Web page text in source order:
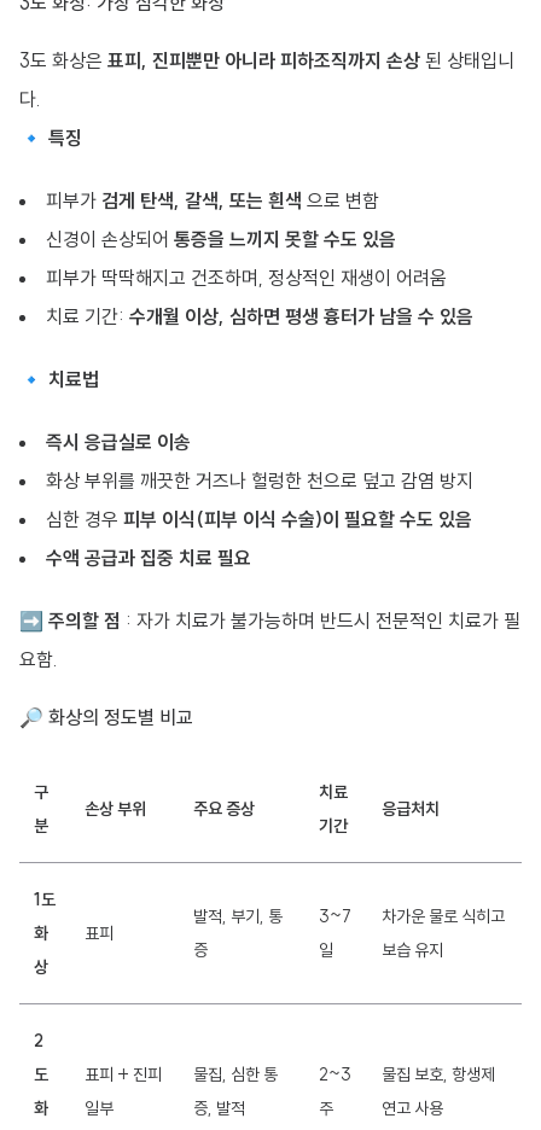
3도 화상은 표피, 진피뿐만 아니라 피하조직까지 손상 된 상태입니
다.
🔹 특징
피부가 검게 탄색, 갈색, 또는 흰색 으로 변함
신경이 손상되어 통증을 느끼지 못할 수도 있음
피부가 딱딱해지고 건조하며, 정상적인 재생이 어려움
치료 기간: 수개월 이상, 심하면 평생 흉터가 남을 수 있음
🔹 치료법
즉시 응급실로 이송
화상 부위를 깨끗한 거즈나 헐렁한 천으로 덮고 감염 방지
심한 경우 피부 이식(피부 이식 수술)이 필요할 수도 있음
수액 공급과 집중 치료 필요
➡ 주의할 점 : 자가 치료가 불가능하며 반드시 전문적인 치료가 필
요함.
🔎 화상의 정도별 비교
구
분
손상 부위 주요 증상
치료
기간
응급처치
1도
화
상
표피
발적, 부기, 통
증
3~7
일
차가운 물로 식히고
보습 유지
2
도
화
표피 + 진피
일부
물집, 심한 통
증, 발적
2~3
주
물집 보호, 항생제
연고 사용